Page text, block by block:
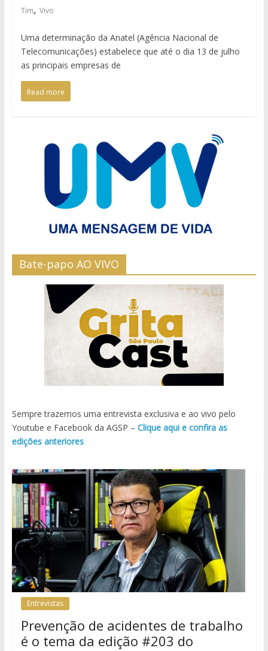
Tim, Vivo
Uma determinação da Anatel (Agência Nacional de
Telecomunicações) estabelece que até o dia 13 de julho
as principais empresas de
Read more
Bate-papo AO VIVO
Sempre trazemos uma entrevista exclusiva e ao vivo pelo
Youtube e Facebook da AGSP – Clique aqui e confira as
edições anteriores
Entrevistas
Prevenção de acidentes de trabalho
é o tema da edição #203 do